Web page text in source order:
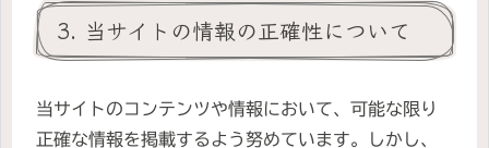
3. 当サイトの情報の正確性について
当サイトのコンテンツや情報において、可能な限り
正確な情報を掲載するよう努めています。しかし、